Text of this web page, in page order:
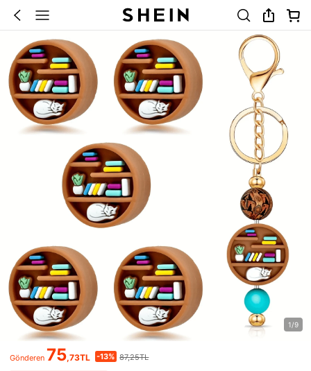
1/9
Gönderen 75,73TL -13% 87,25TL